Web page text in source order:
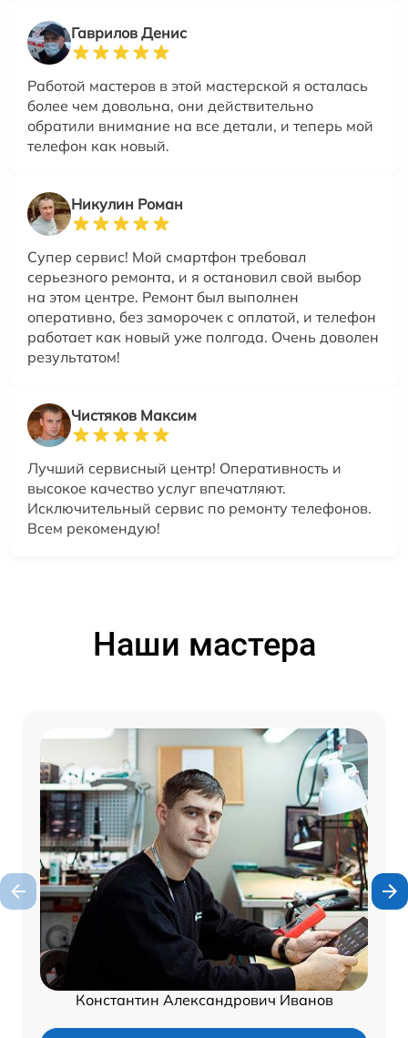
Гаврилов Денис
Работой мастеров в этой мастерской я осталась
более чем довольна, они действительно
обратили внимание на все детали, и теперь мой
телефон как новый.
Никулин Роман
Супер сервис! Мой смартфон требовал
серьезного ремонта, и я остановил свой выбор
на этом центре. Ремонт был выполнен
оперативно, без заморочек с оплатой, и телефон
работает как новый уже полгода. Очень доволен
результатом!
Чистяков Максим
Лучший сервисный центр! Оперативность и
высокое качество услуг впечатляют.
Исключительный сервис по ремонту телефонов.
Всем рекомендую!
Наши мастера
Константин Александрович Иванов